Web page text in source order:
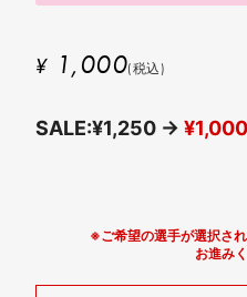
¥ 1,000(税込)
SALE:¥1,250 → ¥1,000
※ご希望の選手が選択さ
お進み